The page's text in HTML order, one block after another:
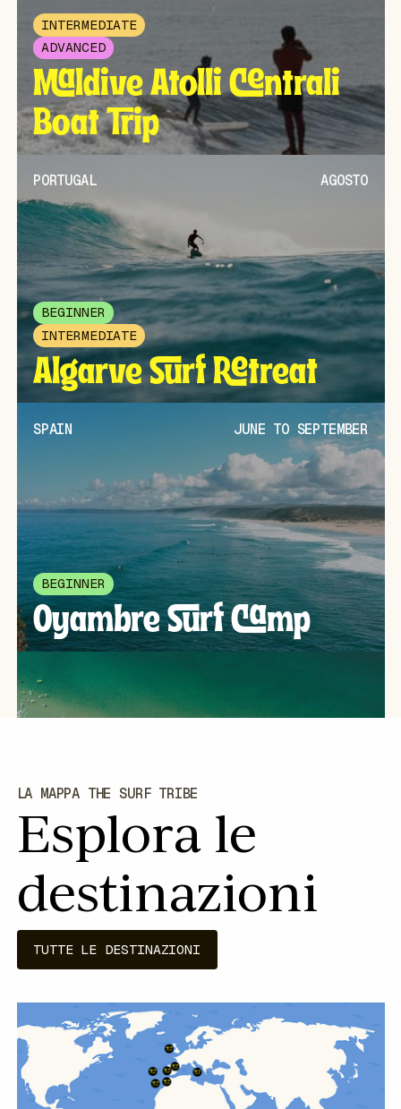
INTERMEDIATE
ADVANCED
Maldive Atolli Centrali
Boat Trip
PORTUGAL AGOSTO
BEGINNER
INTERMEDIATE
Algarve Surf Retreat
SPAIN JUNE TO SEPTEMBER
BEGINNER
Oyambre Surf Camp
LA MAPPA THE SURF TRIBE
Esplora le
destinazioni
TUTTE LE DESTINAZIONI